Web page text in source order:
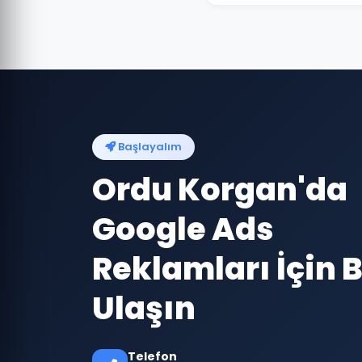
Başlayalım
Ordu Korgan'da
Google Ads
Reklamları İçin
Ulaşın
Telefon